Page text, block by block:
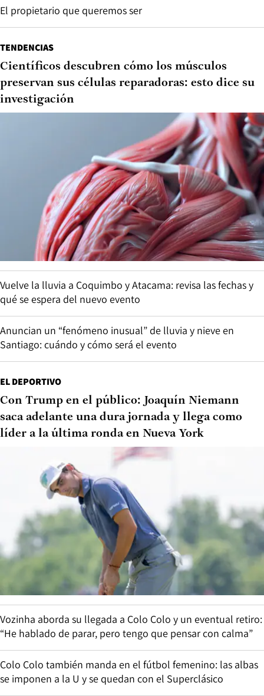
El propietario que queremos ser
TENDENCIAS
Científicos descubren cómo los músculos
preservan sus células reparadoras: esto dice su
investigación
Vuelve la lluvia a Coquimbo y Atacama: revisa las fechas y
qué se espera del nuevo evento
Anuncian un “fenómeno inusual” de lluvia y nieve en
Santiago: cuándo y cómo será el evento
EL DEPORTIVO
Con Trump en el público: Joaquín Niemann
saca adelante una dura jornada y llega como
líder a la última ronda en Nueva York
Vozinha aborda su llegada a Colo Colo y un eventual retiro:
“He hablado de parar, pero tengo que pensar con calma”
Colo Colo también manda en el fútbol femenino: las albas
se imponen a la U y se quedan con el Superclásico